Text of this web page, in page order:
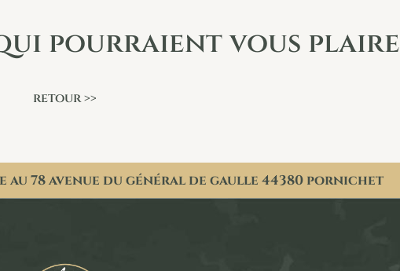
pourraient vous plaire
retour >>
78 avenue du général de gaulle 44380 pornichet